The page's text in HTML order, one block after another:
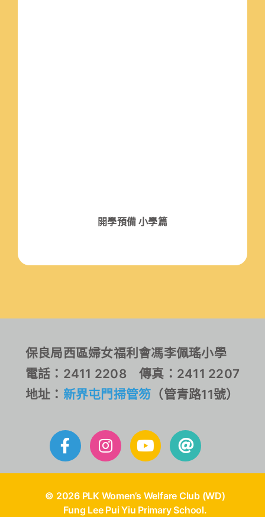
開學預備 小學篇
保良局西區婦女福利會馮李佩瑤小學
電話：2411 2208 傳真：2411 2207
地址： 新界屯門掃管笏 （管青路11號）
© 2026 PLK Women’s Welfare Club (WD)
Fung Lee Pui Yiu Primary School.